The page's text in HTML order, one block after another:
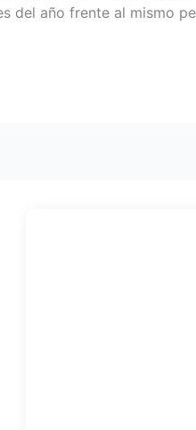
del año frente al mismo